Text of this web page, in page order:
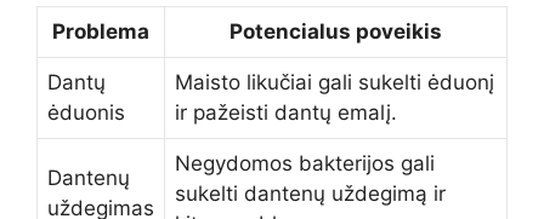
Problema Potencialus poveikis
Dantų
ėduonis
Maisto likučiai gali sukelti ėduonį
ir pažeisti dantų emalį.
Dantenų
uždegimas
Negydomos bakterijos gali
sukelti dantenų uždegimą ir